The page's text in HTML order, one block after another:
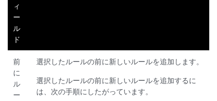
ィ
ー
ル
ド
前
に
ル
ー
選択したルールの前に新しいルールを追加します。
選択したルールの前に新しいルールを追加するに
は、次の手順にしたがっています。